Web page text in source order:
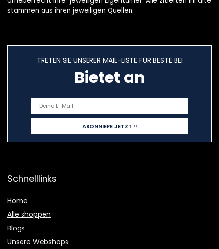
stammen aus ihren jeweiligen Quellen.
TRETEN SIE UNSERER MAIL-LISTE FÜR BESTE BEI
Bietet an
Schnelllinks
Home
Alle shoppen
Blogs
Unsere Webshops